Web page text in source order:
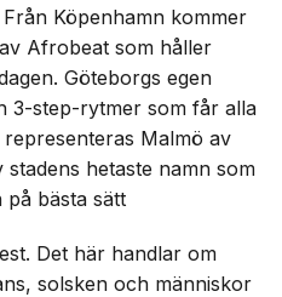
Köpenhamn kommer
Afrobeat som håller
Göteborgs egen
3-step-rytmer som får alla
Malmö av
hetaste namn som
på bästa sätt
Det här handlar om
solsken och människor